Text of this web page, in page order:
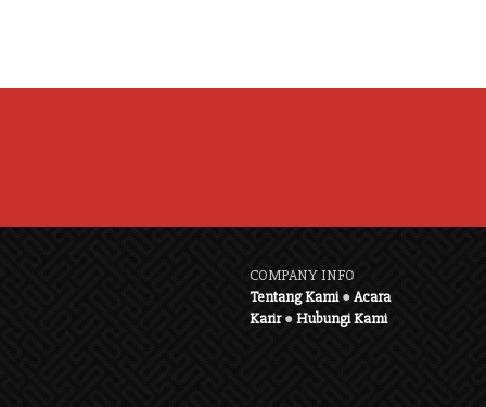
COMPANY INFO
Tentang Kami●Acara
Karir●Hubungi Kami